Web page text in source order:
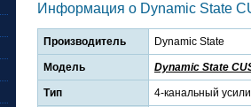
Информация о Dynamic State
Производитель Dynamic State
Модель Dynamic State
Тип 4-канальный